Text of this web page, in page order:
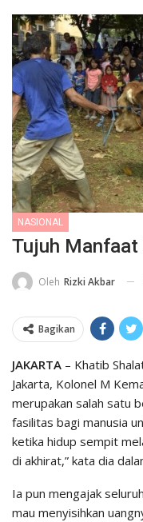
NASIONAL
Tujuh Manfaat
Oleh Rizki Akbar
Bagikan
JAKARTA – Khatib
Jakarta, Kolonel M
merupakan salah satu
fasilitas bagi manusia
ketika hidup sempit
di akhirat,” kata dia
Ia pun mengajak
mau menyisihkan